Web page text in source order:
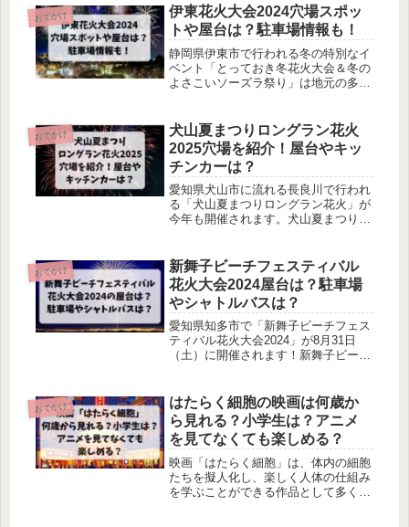
提灯まつり花火大会2024での屋台や花
火の見える穴場スポットなど気になり
ますよね！
おでかけ
伊東花火大会2024穴場スポッ
トや屋台は？駐車場情報も！
静岡県伊東市で行われる冬の特別なイ
ベント「とっておき冬花火大会＆冬の
よさこいソーズラ祭り」は地元の多く
車場の問題が悩みの種となることが多
いです。本記事では、伊東花火大会の
穴場スポットや屋台情報を詳しく紹介
します。
おでかけ
犬山夏まつりロングラン花火
2025穴場を紹介！屋台やキッ
チンカーは？
愛知県犬山市に流れる長良川で行われ
る「犬山夏まつりロングラン花火」が
今年も開催されます。犬山夏まつりロ
の花が夜空に打ちあがります。今回は
犬山夏まつりロングラン花火2025で気
になる穴場スポットや屋台・キッチン
カーなどについてまとめました。
おでかけ
新舞子ビーチフェスティバル
花火大会2024屋台は？駐車場
やシャトルバスは？
愛知県知多市で「新舞子ビーチフェス
ティバル花火大会2024」が8月31日
（土）に開催されます！新舞子ビーチ
ね！新舞子ビーチフェスティバル花火
大会2024での屋台や駐車場、シャトル
バスなどについて調べてみました。
おでかけ
はたらく細胞の映画は何歳か
ら見れる？小学生は？アニメ
を見てなくても楽しめる？
映画「はたらく細胞」は、体内の細胞
たちを擬人化し、楽しく人体の仕組み
を学ぶことができる作品として多くの